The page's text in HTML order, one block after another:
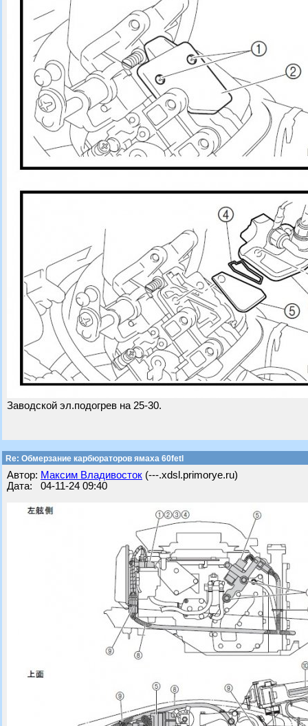
Заводской эл.подогрев на 25-30.
Re: Обмерзание карбюраторов ямаха 60fetl
Автор: Максим Владивосток (---.xdsl.primorye.ru)
Дата: 04-11-24 09:40